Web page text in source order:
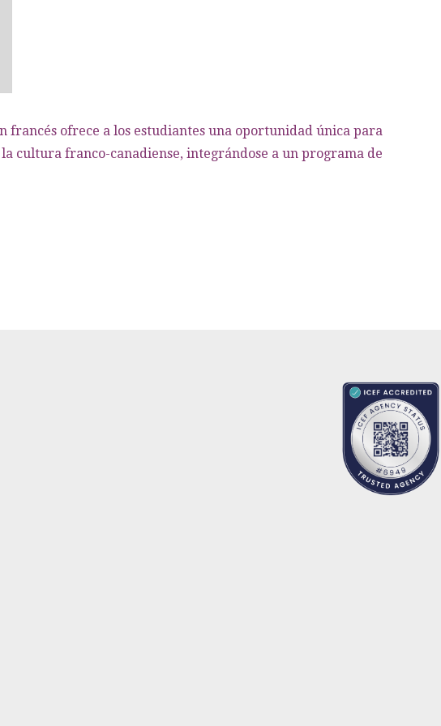
francés ofrece a los estudiantes una oportunidad única para
cultura franco-canadiense, integrándose a un programa de